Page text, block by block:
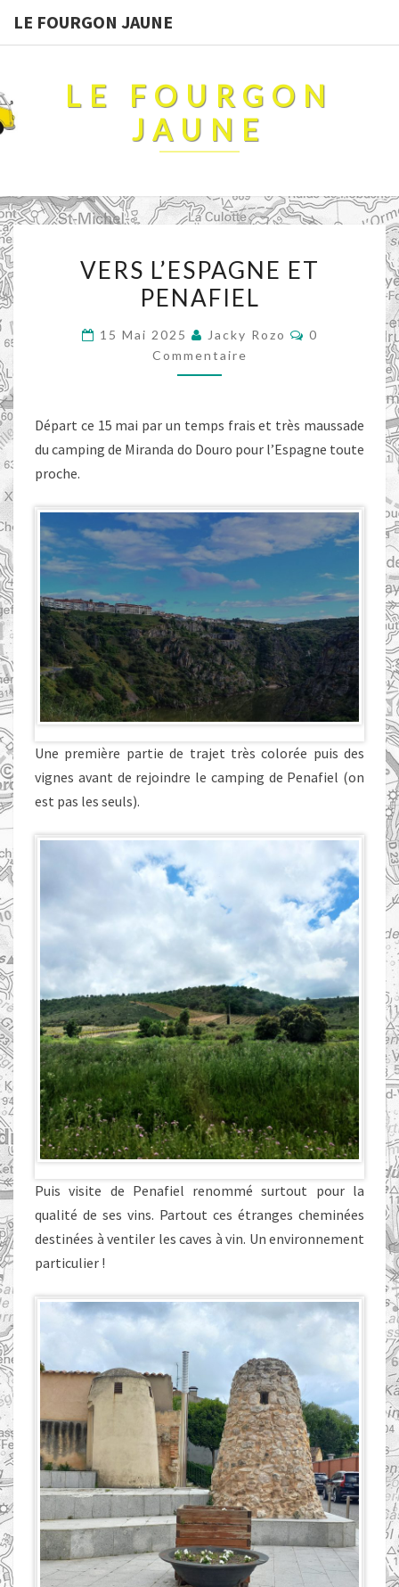
LE FOURGON JAUNE
LE FOURGON
JAUNE
L’ESPAGNE
ET
VERS L’ESPAGNE ET
PENAFIEL
15 Mai 2025 Jacky Rozo
0
Commentaire
Départ ce 15 mai par un temps frais et très maussade
du camping de Miranda do Douro pour l’Espagne toute
proche.
Une première partie de trajet très colorée puis des
vignes avant de rejoindre le camping de Penafiel (on
est pas les seuls).
Puis visite de Penafiel renommé surtout pour la
qualité de ses vins. Partout ces étranges cheminées
destinées à ventiler les caves à vin. Un environnement
particulier !